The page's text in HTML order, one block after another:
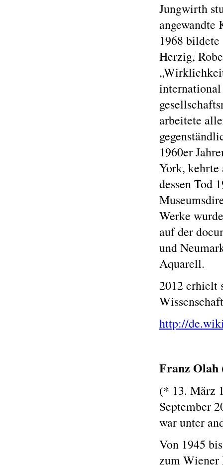
Jungwirth
angewandte
1968
Herzig,
arbeitete
1960er
York, kehrte
dessen Tod
Werke
auf der
und
Aquarell.
2012 erhielt
http://
Franz
(* 13. März
September
war unter
Von 1945
zum Wiener